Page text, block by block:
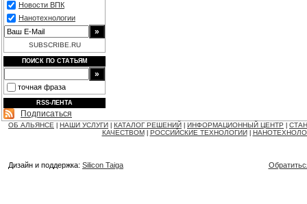
Новости ВПК
Нанотехнологии
SUBSCRIBE.RU
ПОИСК ПО СТАТЬЯМ
точная фраза
RSS-ЛЕНТА
Подписаться
ОБ АЛЬЯНСЕ НАШИ УСЛУГИ КАТАЛОГ РЕШЕНИЙ ИНФОРМАЦИОННЫЙ ЦЕНТР
КАЧЕСТВОМ
РОССИЙСКИЕ ТЕХНОЛОГИИ
Дизайн и поддержка: Silicon Taiga